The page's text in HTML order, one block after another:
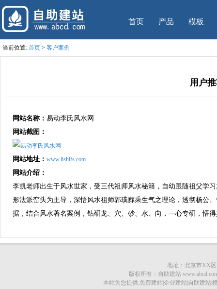
首页 产品 模板
当前位置: 首页 > 客户案例
用户
网站名称： 易动李氏风水网
网站截图：
网站地址： www.lishifs.com
网站介绍：
李凯老师出生于风水世家，受三代祖师风水秘籍，自幼跟随祖父学
形法派峦头为主导，深悟风水祖师郭璞葬乘生气之理论，透彻杨公
据，结合风水著名案例，钻研龙、穴、砂、水、向，一心专研，悟
地址：北京市XX
版权所有：自助建站
本站为您提供:免费建站|企业建站|自助建站|